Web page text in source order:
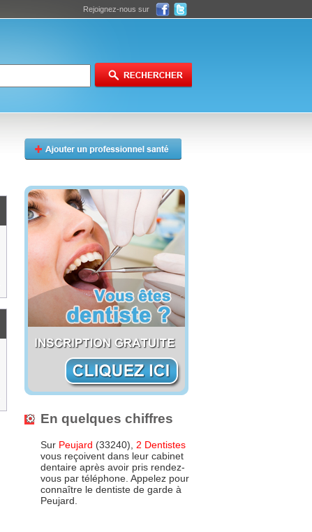
Rejoignez-nous sur
En quelques chiffres
Sur Peujard (33240), 2 Dentistes
vous reçoivent dans leur cabinet
dentaire après avoir pris rendez-
vous par téléphone. Appelez pour
connaître le dentiste de garde à
Peujard.